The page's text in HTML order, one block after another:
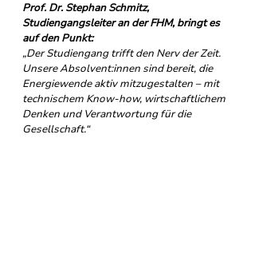
Prof. Dr. Stephan Schmitz,
Studiengangsleiter an der FHM, bringt es
auf den Punkt:
„Der Studiengang trifft den Nerv der Zeit.
Unsere Absolvent:innen sind bereit, die
Energiewende aktiv mitzugestalten – mit
technischem Know-how, wirtschaftlichem
Denken und Verantwortung für die
Gesellschaft.“